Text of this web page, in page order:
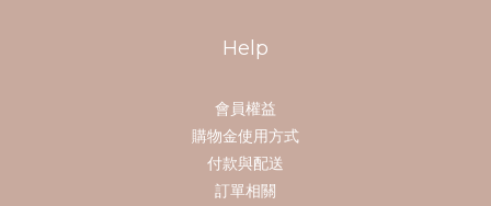
Help
會員權益
購物金使用方式
付款與配送
訂單相關